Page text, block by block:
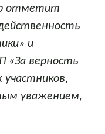
отметит
и
«За верность
участников,
уважением,